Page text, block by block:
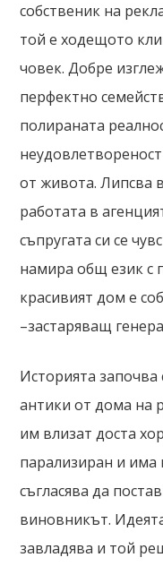
собственик на
той е ходещото
човек. Добре
перфектно
полираната
от живота. Липсва
работата в
съпругата си се
намира общ език с
красивият дом е
–застаряващ
Историята
антики от дома на
им влизат доста
парализиран и има
съгласява да
виновникът.
завладява и той